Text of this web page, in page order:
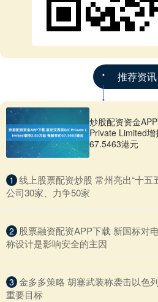
推荐资讯
炒股配资资金
Private Limited
67.5463港元
1 线上股票配资炒股 常州亮出“十五
公司30家、力争50家
2 股票融资配资APP下载 新国标对
称设计是影响安全的主因
3 金多多策略 胡塞武装称袭击以色
重要目标